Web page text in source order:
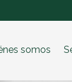
somos